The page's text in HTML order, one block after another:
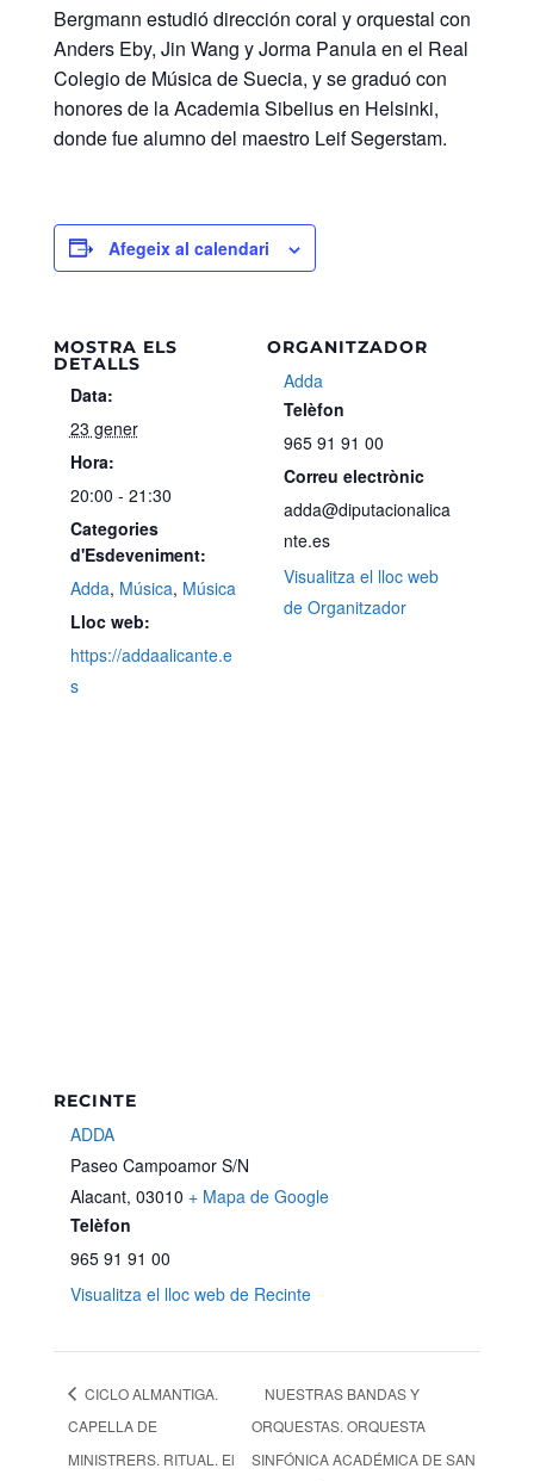
Bergmann estudió dirección coral y orquestal con
Anders Eby, Jin Wang y Jorma Panula en el Real
Colegio de Música de Suecia, y se graduó con
honores de la Academia Sibelius en Helsinki,
donde fue alumno del maestro Leif Segerstam.
Afegeix al calendari
MOSTRA ELS
DETALLS
Data:
23 gener
Hora:
20:00 - 21:30
Categories
d'Esdeveniment:
Adda, Música, Música
Lloc web:
https://addaalicante.e
s
ORGANITZADOR
Adda
Telèfon
965 91 91 00
Correu electrònic
adda@diputacionalica
nte.es
Visualitza el lloc web
de Organitzador
RECINTE
ADDA
Paseo Campoamor S/N
Alacant, 03010 + Mapa de Google
Telèfon
965 91 91 00
Visualitza el lloc web de Recinte
CICLO ALMANTIGA.
CAPELLA DE
MINISTRERS. RITUAL. El
NUESTRAS BANDAS Y
ORQUESTAS. ORQUESTA
SINFÓNICA ACADÉMICA DE SAN